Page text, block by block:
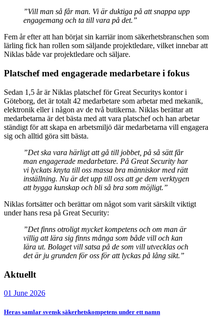
”Vill man så får man. Vi är duktiga på att snappa upp
engagemang och ta till vara på det.”
Fem år efter att han börjat sin karriär inom säkerhetsbranschen som
lärling fick han rollen som säljande projektledare, vilket innebar att
Niklas både var projektledare och säljare.
Platschef med engagerade medarbetare i fokus
Sedan 1,5 år är Niklas platschef för Great Securitys kontor i
Göteborg, det är totalt 42 medarbetare som arbetar med mekanik,
elektronik eller i någon av de två butikerna. Niklas berättar att
medarbetarna är det bästa med att vara platschef och han arbetar
ständigt för att skapa en arbetsmiljö där medarbetarna vill engagera
sig och alltid göra sitt bästa.
”Det ska vara härligt att gå till jobbet, på så sätt får
man engagerade medarbetare. På Great Security har
vi lyckats knyta till oss massa bra människor med rätt
inställning. Nu är det upp till oss att ge dem verktygen
att bygga kunskap och bli så bra som möjligt.”
Niklas fortsätter och berättar om något som varit särskilt viktigt
under hans resa på Great Security:
”Det finns otroligt mycket kompetens och om man är
villig att lära sig finns många som både vill och kan
lära ut. Bolaget vill satsa på de som vill utvecklas och
det är ju grunden för oss för att lyckas på lång sikt.”
Aktuellt
01 June 2026
Heras samlar svensk säkerhetskompetens under ett namn